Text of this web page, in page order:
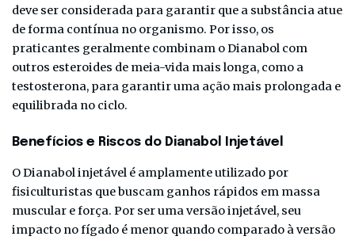
deve ser considerada para garantir que a substância atue
de forma contínua no organismo. Por isso, os
praticantes geralmente combinam o Dianabol com
outros esteroides de meia-vida mais longa, como a
testosterona, para garantir uma ação mais prolongada e
equilibrada no ciclo.
Benefícios e Riscos do Dianabol Injetável
O Dianabol injetável é amplamente utilizado por
fisiculturistas que buscam ganhos rápidos em massa
muscular e força. Por ser uma versão injetável, seu
impacto no fígado é menor quando comparado à versão